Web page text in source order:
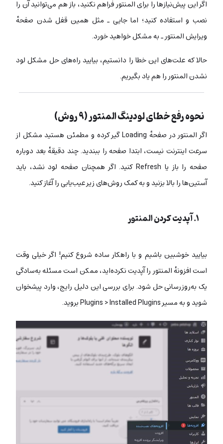
اگر این پیش‌نیازها را برای المنتور فراهم نکنید، باز هم می‌توانید آن را
نصب و استفاده کنید؛ اما جایی ـ مثل همین قفل شدن صفحهٔ
ویرایش المنتور ـ به مشکل خواهید خورد.
حالا که علت‌های این خطا را دانستیم، بیایید راه‌های حل مشکل لود
نشدن المنتور را هم یاد بگیریم.
نحوه رفع خطای لودینگ المنتور (۹ روش)
اگر المنتور در صفحهٔ Loading گیر کرده‌ و مطمئن هستید مشکل از
سرعت اینترنت نیست، ابتدا صفحه را ببندید. چند دقیقهٔ بعد دوباره
صفحه را باز یا Refresh کنید. اگر همچنان صفحه لود نشد، باید
آستین‌ها را بالا بزنید و به کمک روش‌های زیر عیب‌یابی‌ را آغاز کنید.
۱. آپدیت کردن المنتور
بیایید خوشبین باشیم و با راهکار ساده شروع کنیم! اگر خیلی وقت‌
است افزونهٔ المنتور را آپدیت نکرده‌اید، ممکن است مسئله‌ به‌سادگی
یک به‌روزرسانی حل شود. برای بررسی این دلیل رایج، وارد پیشخوان
شوید و به مسیر Plugins > Installed Plugins بروید.